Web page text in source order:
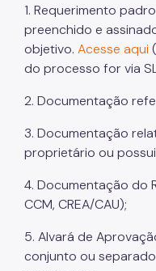
Gestão Urbana
SP Urbanismo
Aprovação de
Portal de
Requalifica Rápido
Certificado de
1. Requerimento
preenchido e
objetivo. Acesse aqui
do processo for via
2. Documentação
3. Documentação
proprietário ou
4. Documentação do
CCM, CREA/CAU);
5. Alvará de
conjunto ou